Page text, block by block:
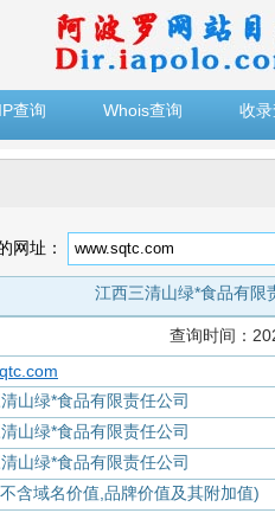
IP查询 Whois查询 收
网址：
江西三清山绿*食品有限
查询时间：
山绿*食品有限责任公司
山绿*食品有限责任公司
山绿*食品有限责任公司
含域名价值,品牌价值及其附加值)